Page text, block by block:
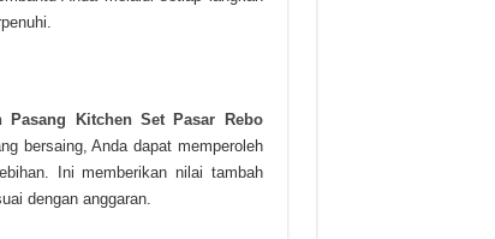
Pasang Kitchen Set Pasar Rebo
bersaing, Anda dapat memperoleh
Ini memberikan nilai tambah
dengan anggaran.